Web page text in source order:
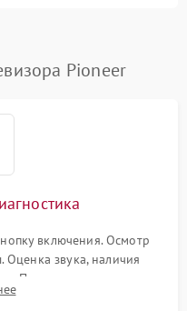
Pioneer
включения. Осмотр
звука, наличия
Подключение тестовых
симптомов поломки.